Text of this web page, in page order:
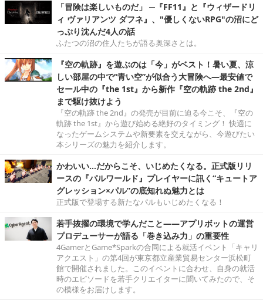
「冒険は楽しいものだ」 ─『FF11』と『ウィザードリ
ィ ヴァリアンツ ダフネ』、"優しくないRPG"の沼にど
っぷり沈んだ4人の話
ふたつの沼の住人たちが語る奥深さとは。
『空の軌跡』を遊ぶのは「今」がベスト！暑い夏、涼
しい部屋の中で“青い空”が似合う大冒険へ―最安値で
セール中の『the 1st』から新作『空の軌跡 the 2nd』
まで駆け抜けよう
『空の軌跡 the 2nd』の発売が目前に迫る今こそ、『空の
軌跡 the 1st』から遊び始める絶好のタイミング！ 快適に
なったゲームシステムや新要素を交えながら、今遊びたい
本シリーズの魅力を紹介します。
かわいい…だからこそ、いじめたくなる。正式版リリ
ースの『パルワールド』プレイヤーに訊く“キュートア
グレッション×パル”の底知れぬ魅力とは
正式版で登場する新たなパルもいじめたくなる！
若手抜擢の環境で学んだこと――アプリボットの運営
プロデューサーが語る「巻き込み力」の重要性
4GamerとGame*Sparkの合同による就活イベント「キャリ
アクエスト」の第4回が東京都立産業貿易センター浜松町
館で開催されました。このイベントに合わせ、自身の就活
時のエピソードを若手クリエイターに聞いてみたので、そ
の模様をお届けします。